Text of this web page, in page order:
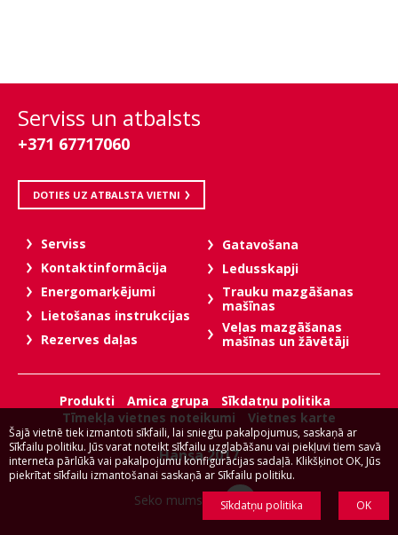
Serviss un atbalsts
+371 67717060
DOTIES UZ ATBALSTA VIETNI
Serviss
Kontaktinformācija
Energomarķējumi
Lietošanas instrukcijas
Rezerves daļas
Gatavošana
Ledusskapji
Trauku mazgāšanas
mašīnas
Veļas mazgāšanas
mašīnas un žāvētāji
Produkti Amica grupa
Sīkdatņu politika
Tīmekļa vietnes noteikumi
Vietnes karte
Hansa 2017
Seko mums:
Šajā vietnē tiek izmantoti sīkfaili, lai sniegtu pakalpojumus, saskaņā ar
Sīkfailu politiku. Jūs varat noteikt sīkfailu uzglabāšanu vai piekļuvi tiem savā
interneta pārlūkā vai pakalpojumu konfigurācijas sadaļā. Klikšķinot OK, Jūs
piekrītat sīkfailu izmantošanai saskaņā ar Sīkfailu politiku.
OK
Sīkdatņu politika